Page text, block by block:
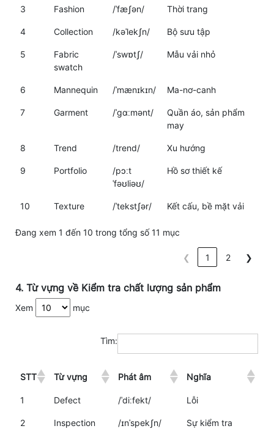
3 Fashion /ˈfæʃən/ Thời trang
4 Collection /kəˈlekʃn/ Bộ sưu tập
5
Fabric
swatch
/ˈswɒtʃ/ Mẫu vải nhỏ
6 Mannequin /ˈmænɪkɪn/ Ma-nơ-canh
7 Garment /ˈɡɑːmənt/
Quần áo, sản phẩm
may
8 Trend /trend/ Xu hướng
9 Portfolio
/pɔːt
ˈfəʊliəʊ/
Hồ sơ thiết kế
10 Texture /ˈtekstʃər/ Kết cấu, bề mặt vải
Đang xem 1 đến 10 trong tổng số 11 mục
❮ 1 2 ❯
4. Từ vựng về Kiểm tra chất lượng sản phẩm
Xem mục
Tìm:
STT Từ vựng Phát âm Nghĩa
1 Defect /ˈdiːfekt/ Lỗi
2 Inspection /ɪnˈspekʃn/ Sự kiểm tra